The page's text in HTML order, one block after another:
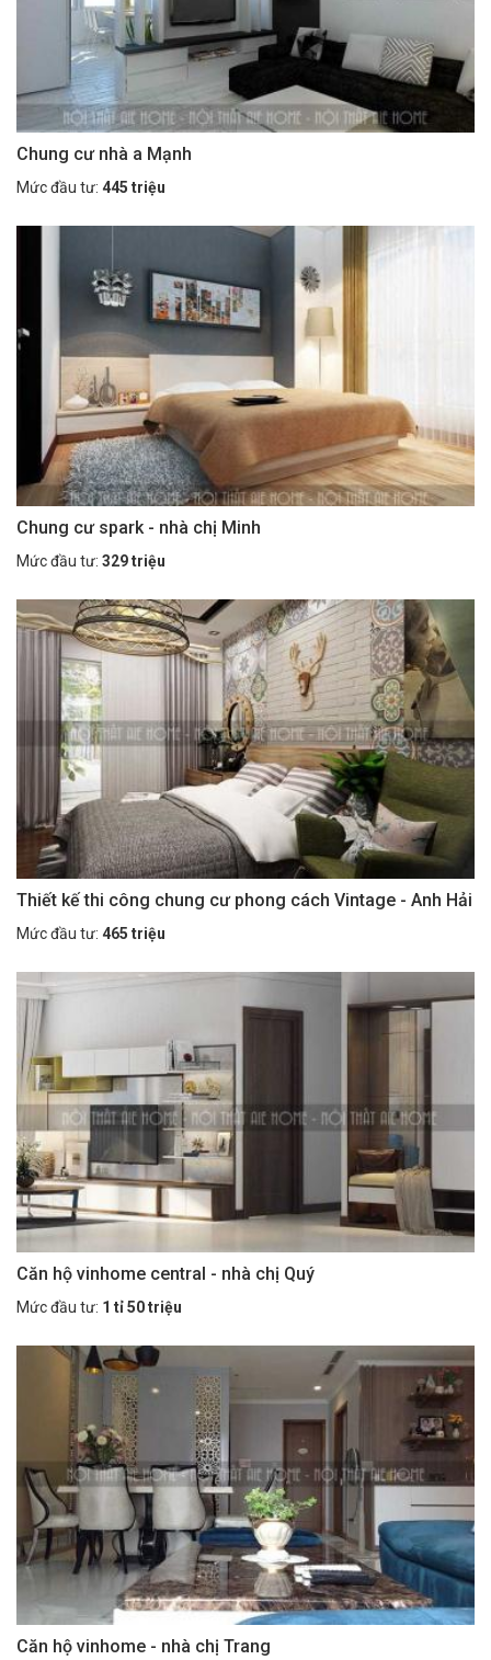
Chung cư nhà a Mạnh
Mức đầu tư: 445 triệu
Chung cư spark - nhà chị Minh
Mức đầu tư: 329 triệu
Thiết kế thi công chung cư phong cách Vintage - Anh Hải
Mức đầu tư: 465 triệu
Căn hộ vinhome central - nhà chị Quý
Mức đầu tư: 1 tỉ 50 triệu
Căn hộ vinhome - nhà chị Trang